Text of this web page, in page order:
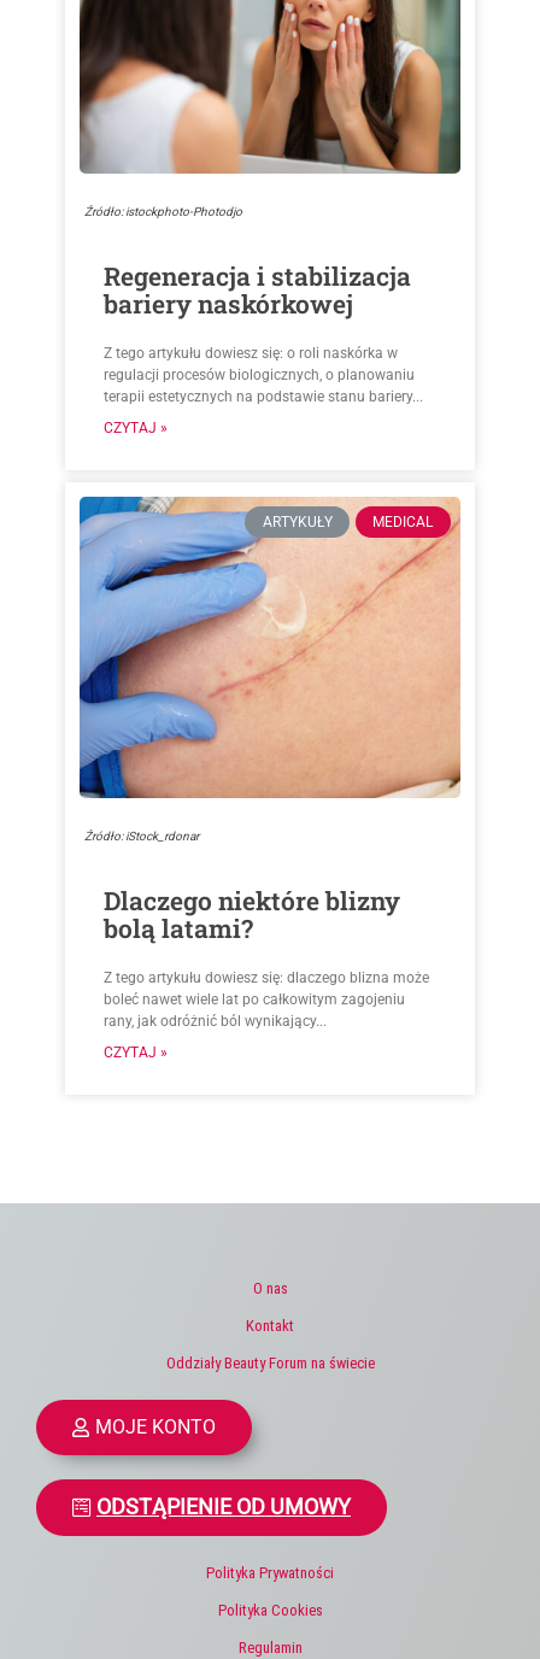
Źródło: istockphoto-Photodjo
Regeneracja i stabilizacja
bariery naskórkowej
Z tego artykułu dowiesz się: o roli naskórka w
regulacji procesów biologicznych, o planowaniu
terapii estetycznych na podstawie stanu bariery...
CZYTAJ »
ARTYKUŁY MEDICAL
Źródło: iStock_rdonar
Dlaczego niektóre blizny
bolą latami?
Z tego artykułu dowiesz się: dlaczego blizna może
boleć nawet wiele lat po całkowitym zagojeniu
rany, jak odróżnić ból wynikający...
CZYTAJ »
O nas
Kontakt
Oddziały Beauty Forum na świecie
MOJE KONTO
ODSTĄPIENIE OD UMOWY
Polityka Prywatności
Polityka Cookies
Regulamin